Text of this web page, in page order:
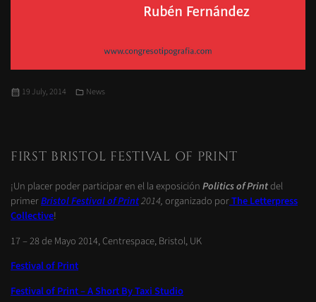
Posted
19 July, 2014 Categories
News
FIRST BRISTOL FESTIVAL OF PRINT
¡Un placer poder participar en el la exposiciónPolitics of Printdel
primerBristol Festival of Print2014,organizado porTheLetterpress
Collective!
17 – 28 de Mayo 2014, Centrespace, Bristol, UK
Festival of Print
Festival of Print – A Short By Taxi Studio